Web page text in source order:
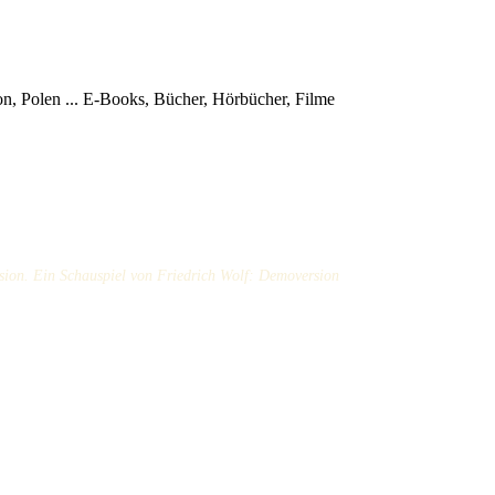
Polen ... E-Books, Bücher, Hörbücher, Filme
Ein Schauspiel von Friedrich Wolf: Demoversion